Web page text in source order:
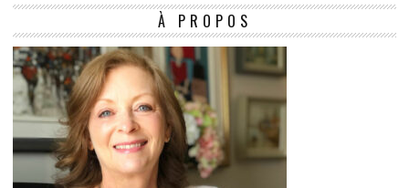
À PROPOS